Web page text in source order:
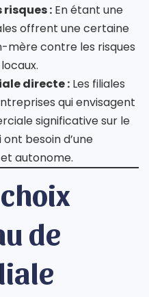
: En étant une
offrent une certaine
mère contre les risques
directe : Les filiales
qui envisagent
significative sur le
besoin d’une
autonome.
de